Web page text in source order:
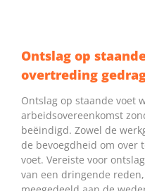
Ontslag op
overtreding
Ontslag op staande voet
arbeidsovereenkomst
beëindigd. Zowel de
de bevoegdheid om over
voet. Vereiste voor
van een dringende